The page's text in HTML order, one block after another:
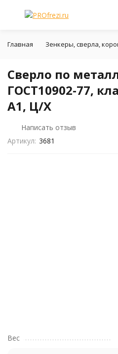
Главная Зенкеры, сверла,
Сверло по
ГОСТ10902-77,
А1, Ц/Х
Написать отзыв
Артикул: 3681
Вес